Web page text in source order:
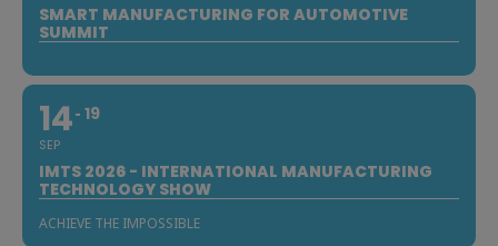
SMART MANUFACTURING FOR AUTOMOTIVE
SUMMIT
14
SEP
19
IMTS 2026 - INTERNATIONAL MANUFACTURING
TECHNOLOGY SHOW
ACHIEVE THE IMPOSSIBLE